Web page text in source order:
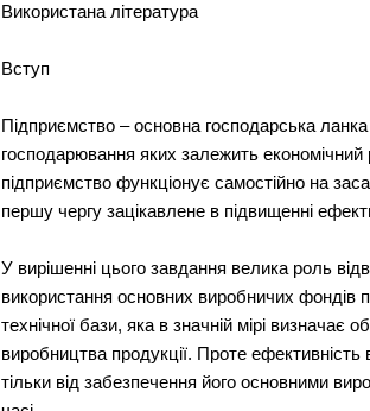
Використана література
Вступ
Підприємство – основна господарська ланка
господарювання яких залежить
підприємство функціонує самостійно на
першу чергу зацікавлене в підвищенні
У вирішенні цього завдання велика роль
використання основних виробничих фондів
технічної бази, яка в значній мірі визначає
виробництва продукції. Проте
тільки від забезпечення його основними